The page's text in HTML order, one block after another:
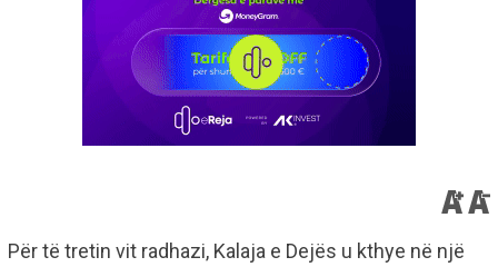
Për të tretin vit radhazi, Kalaja e Dejës u kthye në një